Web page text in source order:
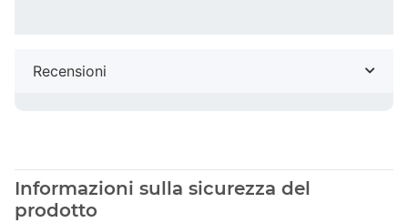
Recensioni
Informazioni sulla sicurezza del
prodotto